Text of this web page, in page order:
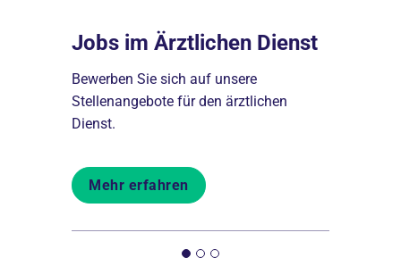
Jobs im Ärztlichen Dienst
Bewerben Sie sich auf unsere
Stellenangebote für den ärztlichen
Dienst.
Mehr erfahren